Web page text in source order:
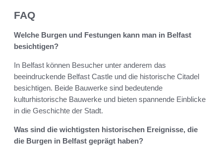
FAQ
Welche Burgen und Festungen kann man in Belfast
besichtigen?
In Belfast können Besucher unter anderem das
beeindruckende Belfast Castle und die historische Citadel
besichtigen. Beide Bauwerke sind bedeutende
kulturhistorische Bauwerke und bieten spannende Einblicke
in die Geschichte der Stadt.
Was sind die wichtigsten historischen Ereignisse, die
die Burgen in Belfast geprägt haben?